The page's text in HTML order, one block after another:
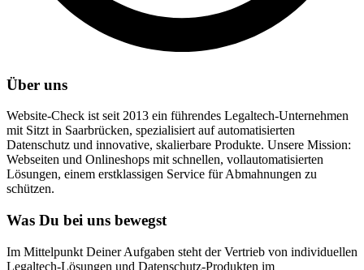
Über uns
Website-Check ist seit 2013 ein führendes Legaltech-Unternehmen
mit Sitzt in Saarbrücken, spezialisiert auf automatisierten
Datenschutz und innovative, skalierbare Produkte. Unsere Mission:
Webseiten und Onlineshops mit schnellen, vollautomatisierten
Lösungen, einem erstklassigen Service für Abmahnungen zu
schützen.
Was Du bei uns bewegst
Im Mittelpunkt Deiner Aufgaben steht der Vertrieb von individuellen
Legaltech-Lösungen und Datenschutz-Produkten im